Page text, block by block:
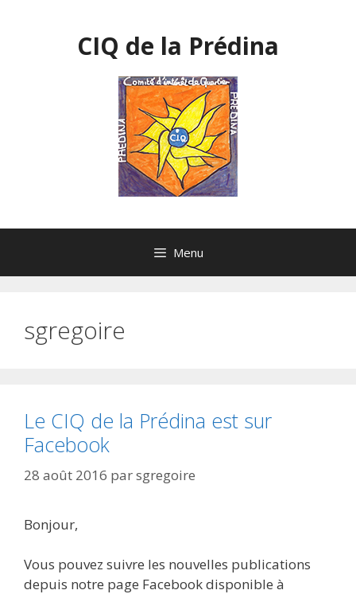
CIQ de la Prédina
Menu
sgregoire
Le CIQ de la Prédina est sur
Facebook
28 août 2016 parsgregoire
Bonjour,
Vous pouvez suivre les nouvelles publications
depuis notre page Facebook disponible à